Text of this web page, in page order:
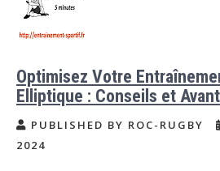
Optimisez Votre
Elliptique : Conseils et
PUBLISHED BY ROC-RUGBY
2024